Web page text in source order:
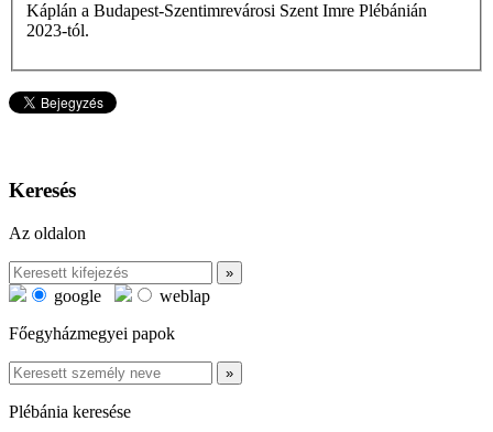
Káplán a Budapest-Szentimrevárosi Szent Imre Plébánián
2023-tól.
Keresés
Az oldalon
google
weblap
Főegyházmegyei papok
Plébánia keresése